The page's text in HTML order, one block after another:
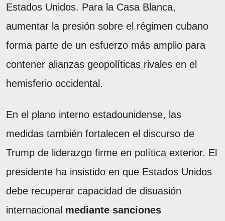
Estados Unidos. Para la Casa Blanca,
aumentar la presión sobre el régimen cubano
forma parte de un esfuerzo más amplio para
contener alianzas geopolíticas rivales en el
hemisferio occidental.
En el plano interno estadounidense, las
medidas también fortalecen el discurso de
Trump de liderazgo firme en política exterior. El
presidente ha insistido en que Estados Unidos
debe recuperar capacidad de disuasión
internacional mediante sanciones